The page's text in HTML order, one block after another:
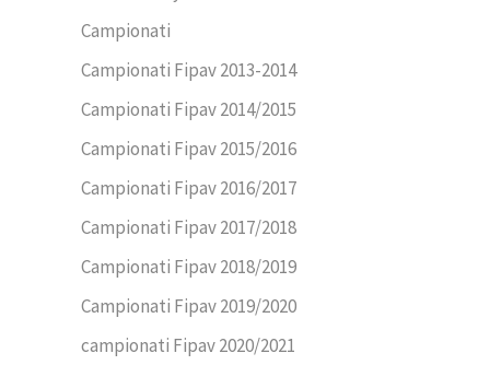
Campionati
Campionati Fipav 2013-2014
Campionati Fipav 2014/2015
Campionati Fipav 2015/2016
Campionati Fipav 2016/2017
Campionati Fipav 2017/2018
Campionati Fipav 2018/2019
Campionati Fipav 2019/2020
campionati Fipav 2020/2021